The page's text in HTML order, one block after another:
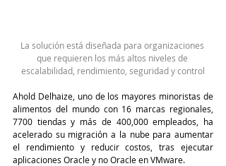
La solución está diseñada para organizaciones
que requieren los más altos niveles de
escalabilidad, rendimiento, seguridad y control
Ahold Delhaize, uno de los mayores minoristas de
alimentos del mundo con 16 marcas regionales,
7700 tiendas y más de 400,000 empleados, ha
acelerado su migración a la nube para aumentar
el rendimiento y reducir costos, tras ejecutar
aplicaciones Oracle y no Oracle en VMware.